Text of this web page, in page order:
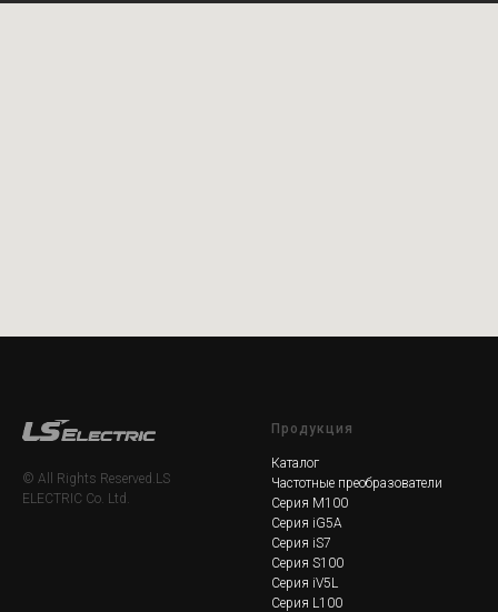
© All Rights Reserved.LS
ELECTRIC Co. Ltd.
Продукция
Каталог
Частотные преобразователи
Серия M100
Серия iG5A
Серия iS7
Серия S100
Серия iV5L
Серия L100